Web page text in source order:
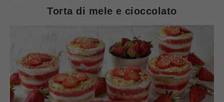
Torta di mele e cioccolato